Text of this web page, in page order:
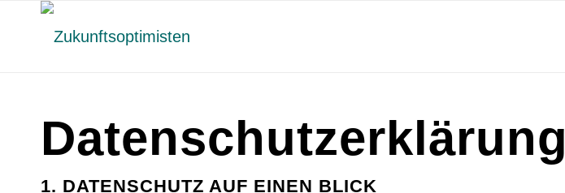
Datenschutz­erklärung
1. DATENSCHUTZ AUF EINEN BLICK